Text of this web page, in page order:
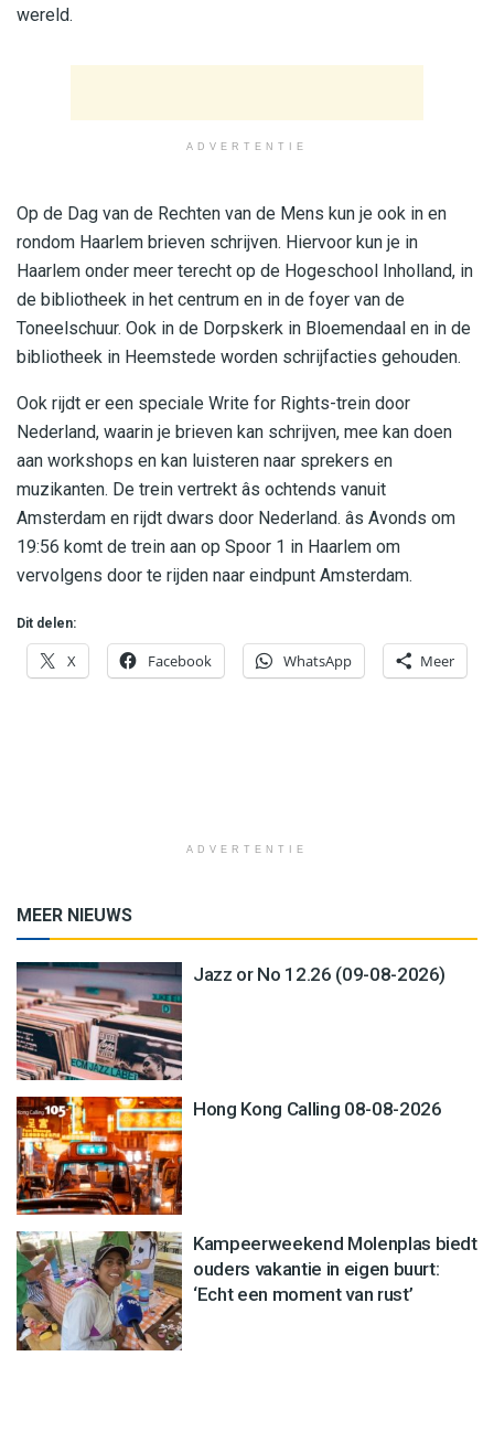
wereld.
ADVERTENTIE
Op de Dag van de Rechten van de Mens kun je ook in en
rondom Haarlem brieven schrijven. Hiervoor kun je in
Haarlem onder meer terecht op de Hogeschool Inholland, in
de bibliotheek in het centrum en in de foyer van de
Toneelschuur. Ook in de Dorpskerk in Bloemendaal en in de
bibliotheek in Heemstede worden schrijfacties gehouden.
Ook rijdt er een speciale Write for Rights-trein door
Nederland, waarin je brieven kan schrijven, mee kan doen
aan workshops en kan luisteren naar sprekers en
muzikanten. De trein vertrekt âs ochtends vanuit
Amsterdam en rijdt dwars door Nederland. âs Avonds om
19:56 komt de trein aan op Spoor 1 in Haarlem om
vervolgens door te rijden naar eindpunt Amsterdam.
Dit delen:
X Facebook WhatsApp Meer
ADVERTENTIE
MEER NIEUWS
Jazz or No 12.26 (09-08-2026)
Hong Kong Calling 08-08-2026
Kampeerweekend Molenplas biedt
ouders vakantie in eigen buurt:
‘Echt een moment van rust’